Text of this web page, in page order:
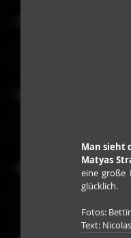
Man sieht
Matyas
eine große
glücklich.
Fotos:
Text: